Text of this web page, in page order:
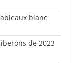
blanc
de 2023